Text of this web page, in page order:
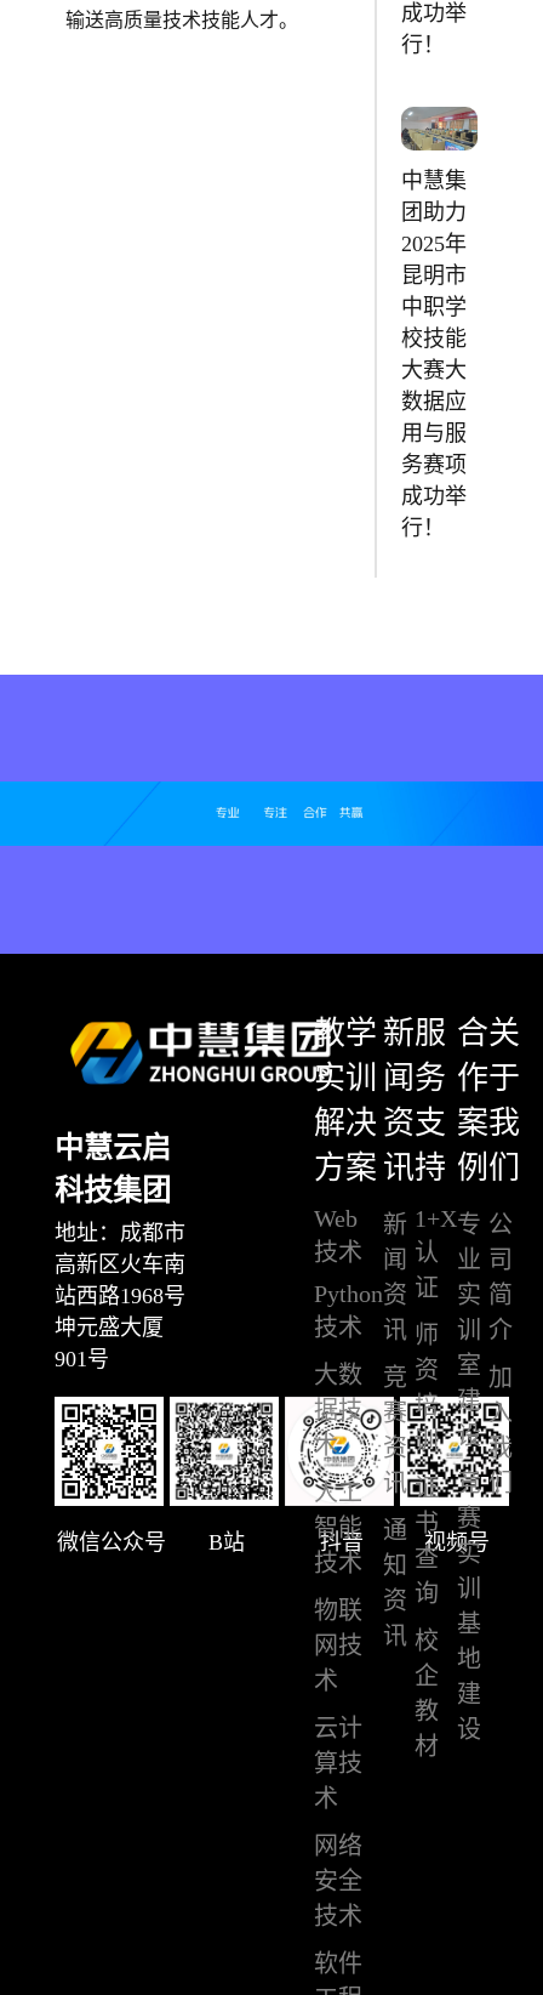
输送高质量技术技能人才。
成功举
行！
中慧集
团助力
2025年
昆明市
中职学
校技能
大赛大
数据应
用与服
务赛项
成功举
行！
中慧云启
科技集团
地址：成都市
高新区火车南
站西路1968号
坤元盛大厦
901号
微信公众号 B站 抖音 视频号
教学
实训
解决
方案
Web
技术
Python
技术
大数
据技
术
人工
智能
技术
物联
网技
术
云计
算技
术
网络
安全
技术
软件
新
闻
资
讯
新
闻
资
讯
竞
赛
资
讯
通
知
资
讯
服
务
支
持
1+X
认
证
师
资
培
训
证
书
查
询
校
企
教
材
合
作
案
例
专
业
实
训
室
建
设
竞
赛
实
训
基
地
建
设
关
于
我
们
公
司
简
介
加
入
我
们